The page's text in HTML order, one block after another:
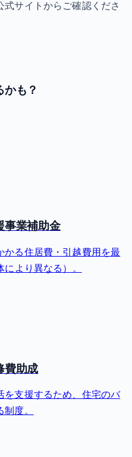
サイトからご確認くださ
も？
事業補助金
かる住居費・引越費用を最
より異なる）。
費助成
を支援するため、住宅のバ
度。